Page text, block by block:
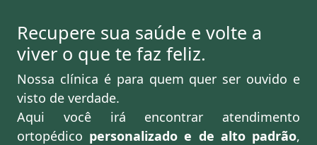
Recupere sua saúde e volte a
viver o que te faz feliz.
Nossa clínica é para quem quer ser ouvido e
visto de verdade.
Aqui você irá encontrar atendimento
ortopédico personalizado e de alto padrão,